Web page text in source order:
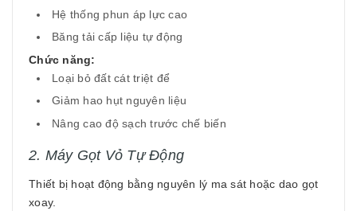
Hệ thống phun áp lực cao
Băng tải cấp liệu tự động
Chức năng:
Loại bỏ đất cát triệt để
Giảm hao hụt nguyên liệu
Nâng cao độ sạch trước chế biến
2. Máy Gọt Vỏ Tự Động
Thiết bị hoạt động bằng nguyên lý ma sát hoặc dao gọt
xoay.